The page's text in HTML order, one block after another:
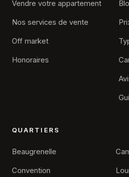
Vendre votre appartement
Nos services de vente
Off market
Honoraires
QUARTIERS
Beaugrenelle
Convention